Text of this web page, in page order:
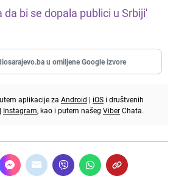
bi se dopala publici u Srbiji'
u omiljene Google izvore
aplikacije za Android | iOS i društvenih
| Instagram, kao i putem našeg ViberChata.